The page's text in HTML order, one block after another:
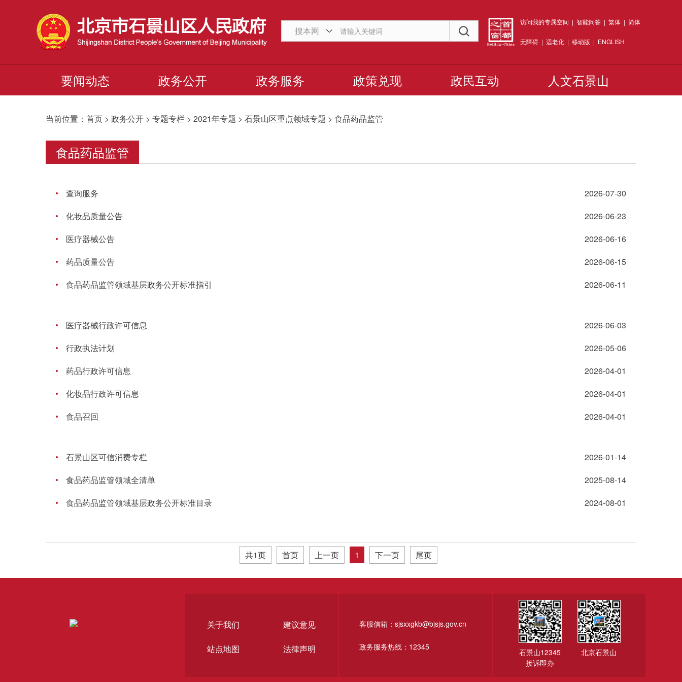
搜本网
访问我的专属空间 | 智能问答 | 繁体 | 简体
无障碍 | 适老化 | 移动版 | ENGLISH
要闻动态 政务公开 政务服务 政策兑现 政民互动 人文石景山
当前位置：首页 > 政务公开 > 专题专栏 > 2021年专题 > 石景山区重点领域专题 > 食品药品监管
食品药品监管
2026-07-30
查询服务
2026-06-23
化妆品质量公告
2026-06-16
医疗器械公告
2026-06-15
药品质量公告
2026-06-11
食品药品监管领域基层政务公开标准指引
2026-06-03
医疗器械行政许可信息
2026-05-06
行政执法计划
2026-04-01
药品行政许可信息
2026-04-01
化妆品行政许可信息
2026-04-01
食品召回
2026-01-14
石景山区可信消费专栏
2025-08-14
食品药品监管领域全清单
2024-08-01
食品药品监管领域基层政务公开标准目录
共1页 首页 上一页 1 下一页 尾页
关于我们 建议意见
站点地图 法律声明
客服信箱：sjsxxgkb@bjsjs.gov.cn
政务服务热线：12345
石景山12345
接诉即办
北京石景山